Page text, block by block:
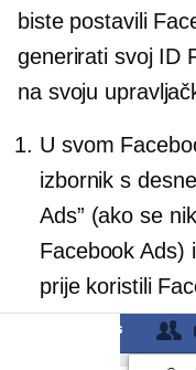
biste postavili
generirati svoj ID
na svoju
U svom
izbornik s
Ads” (ako se
Facebook Ads)
prije koristili